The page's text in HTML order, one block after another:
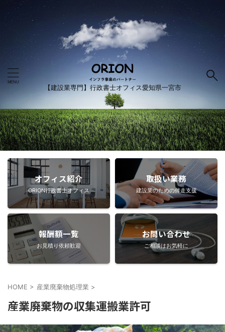
【建設業専門】行政書士オフィス愛知県一宮市
オフィス紹介
ORION行政書士オフィス
取扱い業務
建設業のための伴走支援
報酬額一覧
お見積り依頼歓迎
お問い合わせ
ご相談はお気軽に
HOME > 産業廃棄物処理業 >
産業廃棄物の収集運搬業許可